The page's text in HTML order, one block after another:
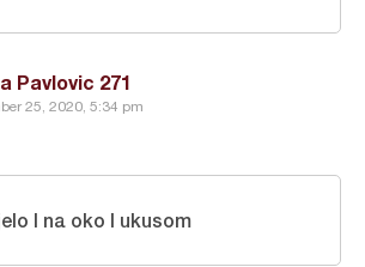
Pavlovic 271
25, 2020, 5:34 pm
I na oko I ukusom